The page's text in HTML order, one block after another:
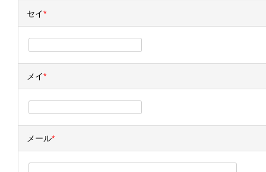
セイ*
メイ*
メール*